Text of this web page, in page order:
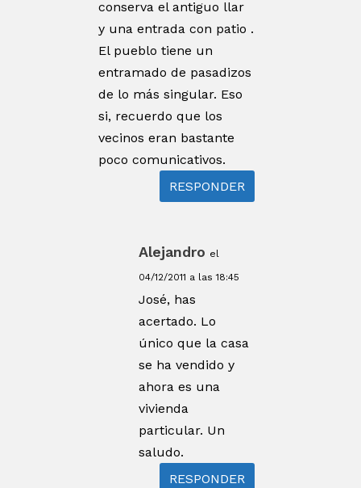
conserva el antiguo llar
y una entrada con patio .
El pueblo tiene un
entramado de pasadizos
de lo más singular. Eso
si, recuerdo que los
vecinos eran bastante
poco comunicativos.
RESPONDER
Alejandro el
04/12/2011 a las 18:45
José, has
acertado. Lo
único que la casa
se ha vendido y
ahora es una
vivienda
particular. Un
saludo.
RESPONDER